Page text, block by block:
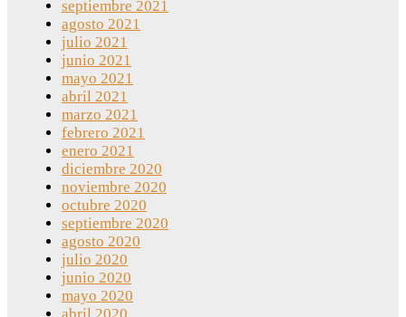
septiembre 2021
agosto 2021
julio 2021
junio 2021
mayo 2021
abril 2021
marzo 2021
febrero 2021
enero 2021
diciembre 2020
noviembre 2020
octubre 2020
septiembre 2020
agosto 2020
julio 2020
junio 2020
mayo 2020